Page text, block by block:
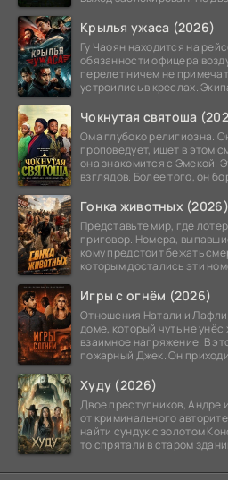
Крылья ужаса (2026)
Гу Чаоян находится на
обязанности офицера
перелет ничем не
устроились в креслах.
Чокнутая святоша
Ома глубоко религиозна.
проповедует, ищет в этом
она знакомится с Эмекой.
взглядов. Более того, он
Гонка животных (2026)
Представьте мир, где
приговор. Номера,
кому предстоит бежать
которым достались эти
Игры с огнём (2026)
Отношения Натали и
доме, который чуть не
взаимное напряжение. В
пожарный Джек. Он
Худу (2026)
Двое преступников, Андре
от криминального
найти сундук с золотом
то спрятали в старом